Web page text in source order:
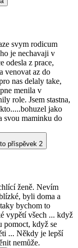
svym rodicum
je nechavaji v
odesla z prace,
venovat az do
nas delaly take,
menila v
role. Jsem stastna,
jako
svou maminku do
příspěvek 2
ženě. Nevím
byli doma a
bychom to
vypětí všech ... když
pomoct, když se
... Někdy je lepší
nemůže.